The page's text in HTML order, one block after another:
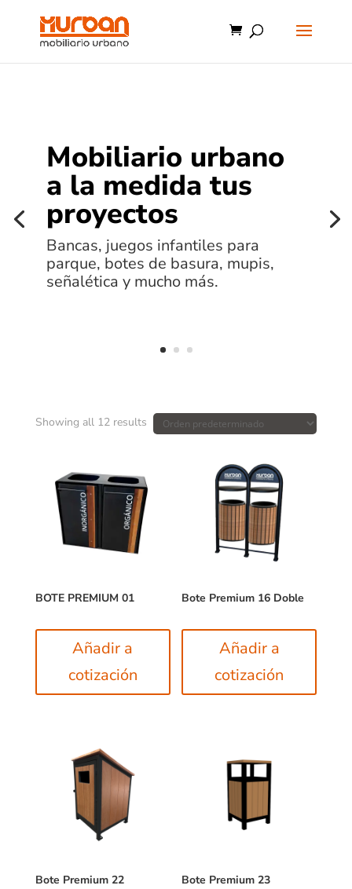
Mobiliario urbano
a la medida tus
proyectos
Bancas, juegos infantiles para
parque, botes de basura, mupis,
señalética y mucho más.
Showing all 12 results
BOTE PREMIUM 01
Añadir a
cotización
Bote Premium 16 Doble
Añadir a
cotización
Bote Premium 22 Bote Premium 23